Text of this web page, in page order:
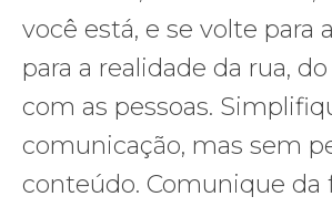
você está, e se volte para
para a realidade da rua,
com as pessoas.
comunicação, mas sem
conteúdo. Comunique da